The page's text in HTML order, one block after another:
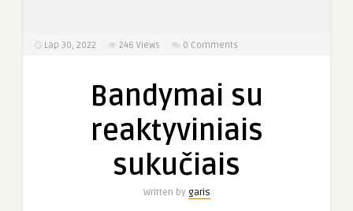
Lap 30, 2022 246 Views 0 Comments
Bandymai su
reaktyviniais
sukučiais
Written by garis